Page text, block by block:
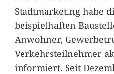
Stadtmarketing habe
beispielhaften
Anwohner,
Verkehrsteilnehmer
informiert. Seit